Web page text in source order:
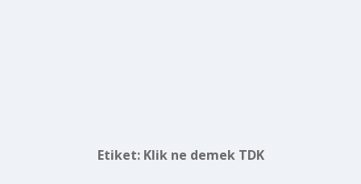
Etiket: Klik ne demek TDK